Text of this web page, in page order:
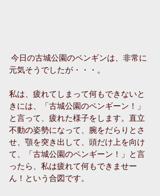
元気そうでしたが・・・。
私は、疲れてしまって何もできないと
きには、「古城公園のペンギーン！」
と言って、疲れた様子をします。直立
不動の姿勢になって、腕をだらりとさ
せ、顎を突き出して、頭だけ上を向け
て、「古城公園のペンギーン！」と言
ったら、私は疲れて何もできませー
ん！という合図です。